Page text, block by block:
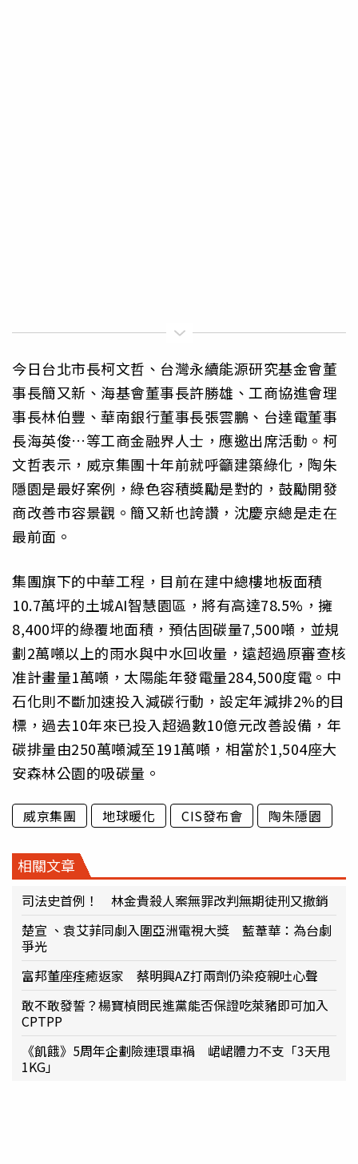
今日台北市長柯文哲、台灣永續能源研究基金會董
事長簡又新、海基會董事長許勝雄、工商協進會理
事長林伯豐、華南銀行董事長張雲鵬、台達電董事
長海英俊…等工商金融界人士，應邀出席活動。柯
文哲表示，威京集團十年前就呼籲建築綠化，陶朱
隱園是最好案例，綠色容積獎勵是對的，鼓勵開發
商改善市容景觀。簡又新也誇讚，沈慶京總是走在
最前面。
集團旗下的中華工程，目前在建中總樓地板面積
10.7萬坪的土城AI智慧園區，將有高達78.5%，擁
8,400坪的綠覆地面積，預估固碳量7,500噸，並規
劃2萬噸以上的雨水與中水回收量，遠超過原審查核
准計畫量1萬噸，太陽能年發電量284,500度電。中
石化則不斷加速投入減碳行動，設定年減排2%的目
標，過去10年來已投入超過數10億元改善設備，年
碳排量由250萬噸減至191萬噸，相當於1,504座大
安森林公園的吸碳量。
威京集團 地球暖化 CIS發布會 陶朱隱園
相關文章
司法史首例！ 林金貴殺人案無罪改判無期徒刑又撤銷
楚宣 、袁艾菲同劇入圍亞洲電視大獎 藍葦華：為台劇
爭光
富邦董座痊癒返家 蔡明興AZ打兩劑仍染疫親吐心聲
敢不敢發誓？楊寶楨問民進黨能否保證吃萊豬即可加入
CPTPP
《飢餓》5周年企劃險連環車禍 峮峮體力不支「3天甩
1KG」